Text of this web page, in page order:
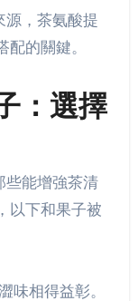
源，茶氨酸提
的關鍵。
：選擇
些能增強茶清
以下和果子被
味相得益彰。